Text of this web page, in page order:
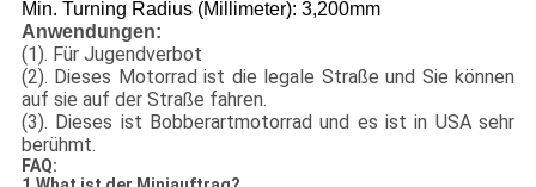
Min. Turning Radius (Millimeter): 3,200mm
Anwendungen:
(1). Für Jugendverbot
(2). Dieses Motorrad ist die legale Straße und Sie können
auf sie auf der Straße fahren.
(3). Dieses ist Bobberartmotorrad und es ist in USA sehr
berühmt.
FAQ: